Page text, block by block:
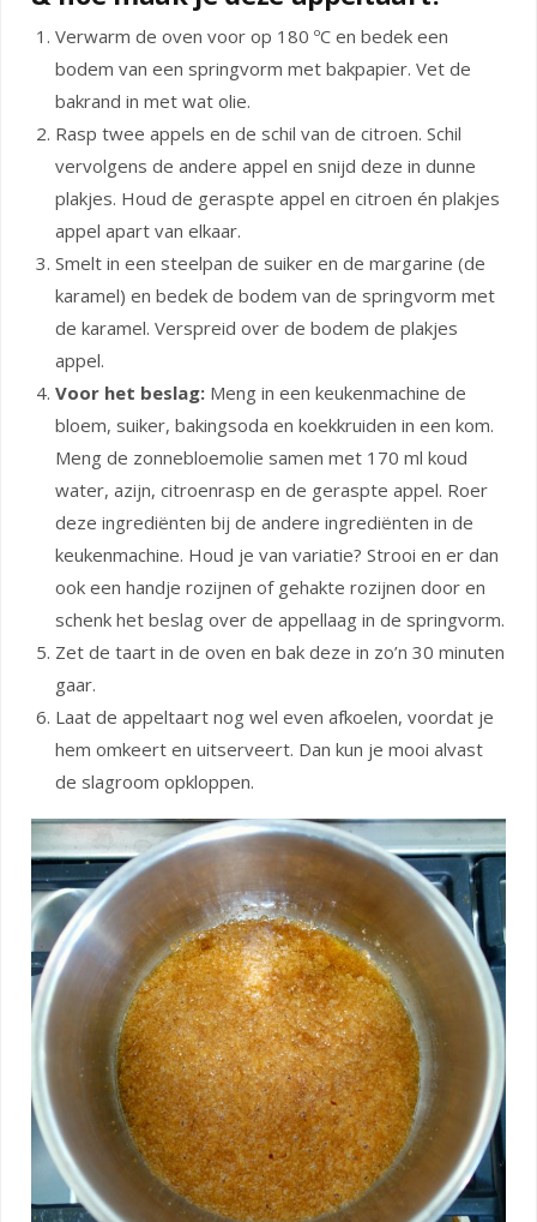
Verwarm de oven voor op 180 ºC en bedek een
bodem van een springvorm met bakpapier. Vet de
bakrand in met wat olie.
Rasp twee appels en de schil van de citroen. Schil
vervolgens de andere appel en snijd deze in dunne
plakjes. Houd de geraspte appel en citroen én plakjes
appel apart van elkaar.
Smelt in een steelpan de suiker en de margarine (de
karamel) en bedek de bodem van de springvorm met
de karamel. Verspreid over de bodem de plakjes
appel.
Voor het beslag: Meng in een keukenmachine de
bloem, suiker, bakingsoda en koekkruiden in een kom.
Meng de zonnebloemolie samen met 170 ml koud
water, azijn, citroenrasp en de geraspte appel. Roer
deze ingrediënten bij de andere ingrediënten in de
keukenmachine. Houd je van variatie? Strooi en er dan
ook een handje rozijnen of gehakte rozijnen door en
schenk het beslag over de appellaag in de springvorm.
Zet de taart in de oven en bak deze in zo’n 30 minuten
gaar.
Laat de appeltaart nog wel even afkoelen, voordat je
hem omkeert en uitserveert. Dan kun je mooi alvast
de slagroom opkloppen.